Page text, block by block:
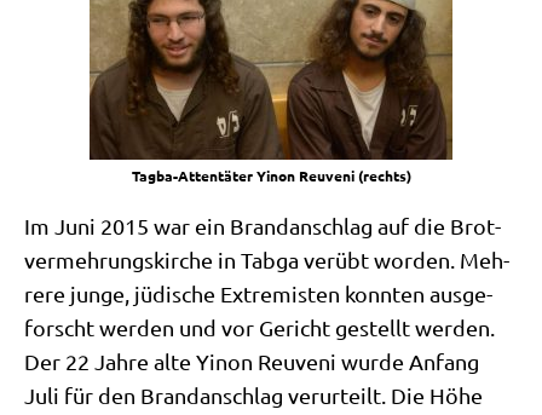
Tag­ba-Atten­tä­ter Yinon Reu­veni (rechts)
Im Juni 2015 war ein Brand­an­schlag auf die Brot­
ver­meh­rungs­kir­che in Tab­ga ver­übt wor­den. Meh­
re­re jun­ge, jüdi­sche Extre­mi­sten konn­ten aus­ge­
forscht wer­den und vor Gericht gestellt wer­den.
Der 22 Jah­re alte Yinon Reu­veni wur­de Anfang
Juli für den Brand­an­schlag ver­ur­teilt. Die Höhe